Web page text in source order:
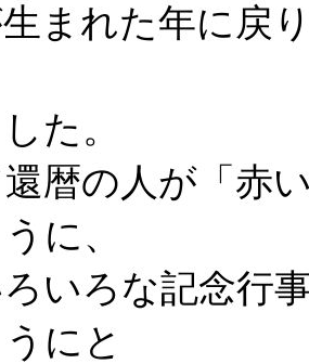
まれた年に戻
た。
暦の人が「赤
に、
いろな記念行
にと